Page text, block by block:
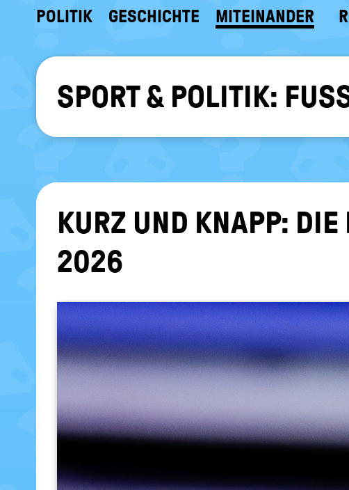
POLITIK GESCHICHTE MITEINANDER
SPORT & POLITIK:
KURZ UND KNAPP: DIE
026